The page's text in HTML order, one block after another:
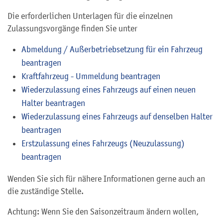
Die erforderlichen Unterlagen für die einzelnen
Zulassungsvorgänge finden Sie unter
Abmeldung / Außerbetriebsetzung für ein Fahrzeug
beantragen
Kraftfahrzeug - Ummeldung beantragen
Wiederzulassung eines Fahrzeugs auf einen neuen
Halter beantragen
Wiederzulassung eines Fahrzeugs auf denselben Halter
beantragen
Erstzulassung eines Fahrzeugs (Neuzulassung)
beantragen
Wenden Sie sich für nähere Informationen gerne auch an
die zuständige Stelle.
Achtung: Wenn Sie den Saisonzeitraum ändern wollen,